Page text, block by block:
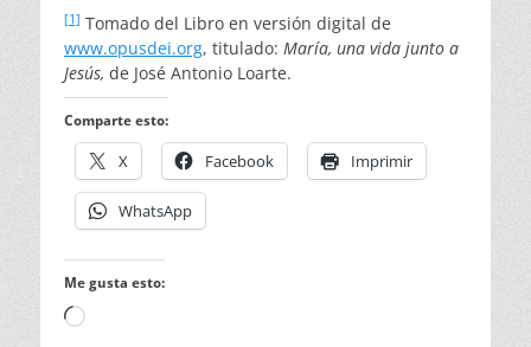
[1] Tomado del Libro en versión digital de
www.opusdei.org, titulado: María, una vida junto a
Jesús, de José Antonio Loarte.
Comparte esto:
X Facebook Imprimir
WhatsApp
Me gusta esto:
Cargando...